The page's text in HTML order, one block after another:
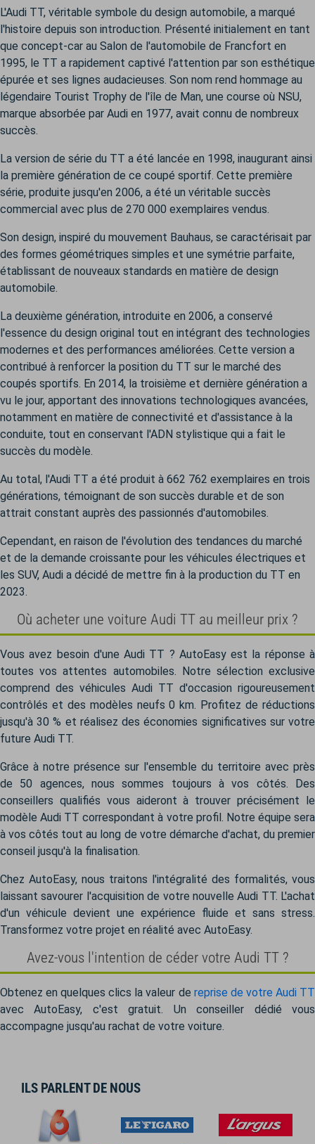
L'Audi TT, véritable symbole du design automobile, a marqué
l'histoire depuis son introduction. Présenté initialement en tant
que concept-car au Salon de l'automobile de Francfort en
1995, le TT a rapidement captivé l'attention par son esthétique
épurée et ses lignes audacieuses. Son nom rend hommage au
légendaire Tourist Trophy de l'île de Man, une course où NSU,
marque absorbée par Audi en 1977, avait connu de nombreux
succès.
La version de série du TT a été lancée en 1998, inaugurant ainsi
la première génération de ce coupé sportif. Cette première
série, produite jusqu'en 2006, a été un véritable succès
commercial avec plus de 270 000 exemplaires vendus.
Son design, inspiré du mouvement Bauhaus, se caractérisait par
des formes géométriques simples et une symétrie parfaite,
établissant de nouveaux standards en matière de design
automobile.
La deuxième génération, introduite en 2006, a conservé
l'essence du design original tout en intégrant des technologies
modernes et des performances améliorées. Cette version a
contribué à renforcer la position du TT sur le marché des
coupés sportifs. En 2014, la troisième et dernière génération a
vu le jour, apportant des innovations technologiques avancées,
notamment en matière de connectivité et d'assistance à la
conduite, tout en conservant l'ADN stylistique qui a fait le
succès du modèle.
Au total, l'Audi TT a été produit à 662 762 exemplaires en trois
générations, témoignant de son succès durable et de son
attrait constant auprès des passionnés d'automobiles.
Cependant, en raison de l'évolution des tendances du marché
et de la demande croissante pour les véhicules électriques et
les SUV, Audi a décidé de mettre fin à la production du TT en
2023.
Où acheter une voiture Audi TT au meilleur prix ?
Vous avez besoin d'une Audi TT ? AutoEasy est la réponse à
toutes vos attentes automobiles. Notre sélection exclusive
comprend des véhicules Audi TT d'occasion rigoureusement
contrôlés et des modèles neufs 0 km. Profitez de réductions
jusqu'à 30 % et réalisez des économies significatives sur votre
future Audi TT.
Grâce à notre présence sur l'ensemble du territoire avec près
de 50 agences, nous sommes toujours à vos côtés. Des
conseillers qualifiés vous aideront à trouver précisément le
modèle Audi TT correspondant à votre profil. Notre équipe sera
à vos côtés tout au long de votre démarche d'achat, du premier
conseil jusqu'à la finalisation.
Chez AutoEasy, nous traitons l'intégralité des formalités, vous
laissant savourer l'acquisition de votre nouvelle Audi TT. L'achat
d'un véhicule devient une expérience fluide et sans stress.
Transformez votre projet en réalité avec AutoEasy.
Avez-vous l'intention de céder votre Audi TT ?
Obtenez en quelques clics la valeur de reprise de votre Audi TT
avec AutoEasy, c'est gratuit. Un conseiller dédié vous
accompagne jusqu'au rachat de votre voiture.
ILS PARLENT DE NOUS